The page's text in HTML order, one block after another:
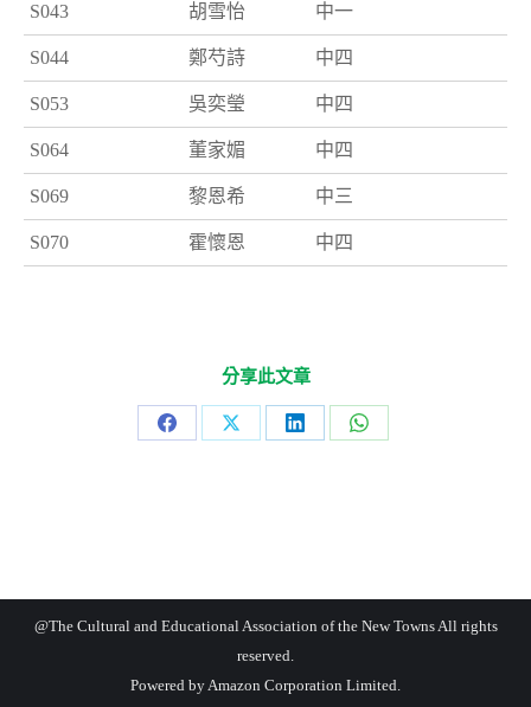
S043 胡雪怡 中一
S044 鄭芍詩 中四
S053 吳奕瑩 中四
S064 董家媚 中四
S069 黎恩希 中三
S070 霍懷恩 中四
分享此文章
Share
Share
Share
Share
@The Cultural and Educational Association of the New Towns All rights
reserved.
Powered byAmazon Corporation Limited.